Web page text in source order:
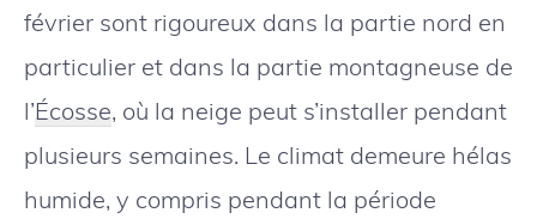
février sont rigoureux dans la partie nord en
particulier et dans la partie montagneuse de
l’Écosse, où la neige peut s’installer pendant
plusieurs semaines. Le climat demeure hélas
humide, y compris pendant la période